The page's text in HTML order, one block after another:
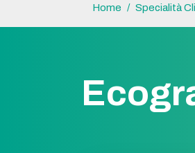
Home Specialità